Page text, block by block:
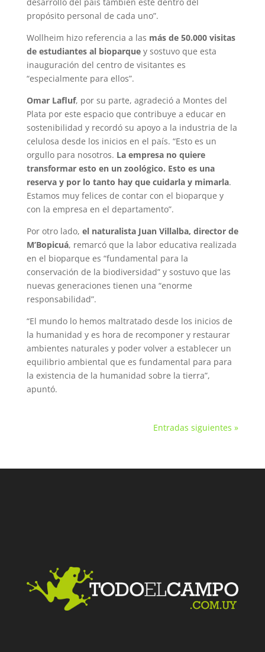
propósito personal de cada uno”.
Wollheim hizo referencia a las más de 50.000 visitas
de estudiantes al bioparquey sostuvo que esta
inauguración del centro de visitantes es
“especialmente para ellos”.
Omar Lafluf, por su parte, agradeció a Montes del
Plata por este espacio que contribuye a educar en
sostenibilidad y recordó su apoyo a la industria de la
celulosa desde los inicios en el país. “Esto es un
orgullo para nosotros. La empresa no quiere
transformar esto en un zoológico. Esto es una
reserva y por lo tanto hay que cuidarla y mimarla.
Estamos muy felices de contar con el bioparque y
con la empresa en el departamento”.
Por otro lado, el naturalista Juan Villalba, director de
M’Bopicuá, remarcó que la labor educativa realizada
en el bioparque es “fundamental para la
conservación de la biodiversidad” y sostuvo que las
nuevas generaciones tienen una “enorme
responsabilidad”.
“El mundo lo hemos maltratado desde los inicios de
la humanidad y es hora de recomponer y restaurar
ambientes naturales y poder volver a establecer un
equilibrio ambiental que es fundamental para para
la existencia de la humanidad sobre la tierra”,
apuntó.
Entradas siguientes »